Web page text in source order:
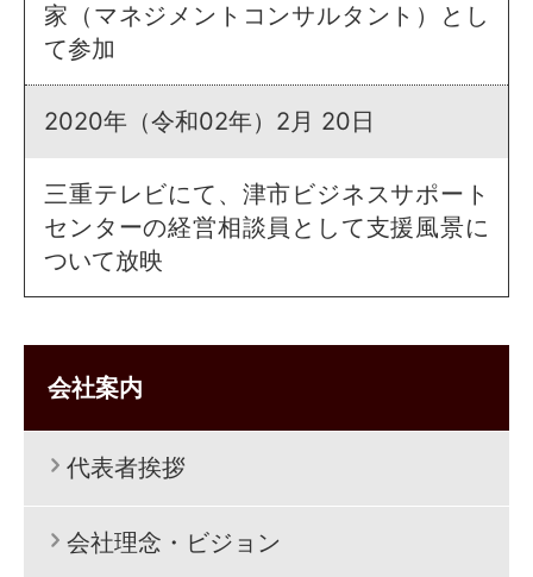
三重テレビにて、津市ビジネスサポート
センターの経営相談員として支援風景に
ついて放映
2020年（令和02年）2月 20日
家（マネジメントコンサルタント）とし
て参加
会社案内
代表者挨拶
会社理念・ビジョン